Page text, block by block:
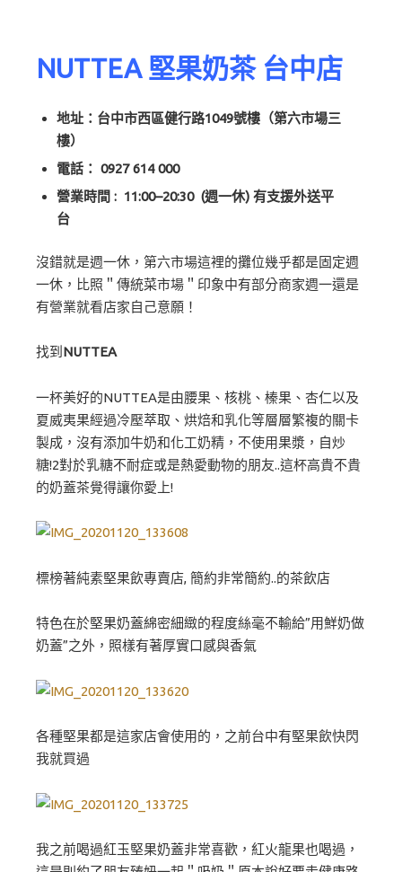
NUTTEA 堅果奶茶 台中店
地址：台中市西區健行路1049號樓（第六市場三
樓）
電話： 0927 614 000
營業時間 : 11:00–20:30 (週一休) 有支援外送平
台
沒錯就是週一休，第六市場這裡的攤位幾乎都是固定週
一休，比照＂傳統菜市場＂印象中有部分商家週一還是
有營業就看店家自己意願！
找到 NUTTEA
一杯美好的NUTTEA是由腰果、核桃、榛果、杏仁以及
夏威夷果經過冷壓萃取、烘焙和乳化等層層繁複的關卡
製成，沒有添加牛奶和化工奶精，不使用果漿，自炒
糖!2對於乳糖不耐症或是熱愛動物的朋友..這杯高貴不貴
的奶蓋茶覺得讓你愛上!
標榜著純素堅果飲專賣店, 簡約非常簡約..的茶飲店
特色在於堅果奶蓋綿密細緻的程度絲毫不輸給”用鮮奶做
奶蓋”之外，照樣有著厚實口感與香氣
各種堅果都是這家店會使用的，之前台中有堅果飲快閃
我就買過
我之前喝過紅玉堅果奶蓋非常喜歡，紅火龍果也喝過，